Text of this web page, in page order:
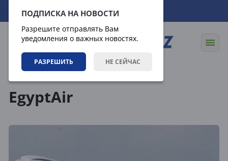
ПОДПИСКА НА НОВОСТИ
Разрешите отправлять Вам
уведомления о важных новостях.
РАЗРЕШИТЬ НЕ СЕЙЧАС
09.08.2026 10:05:05
EgyptAir